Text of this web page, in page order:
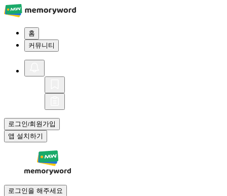
홈
커뮤니티
로그인/회원가입
앱 설치하기
로그인을 해주세요